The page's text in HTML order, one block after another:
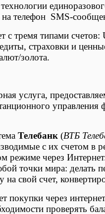
телефон SMS-
с тремя типами
страховки и
золота.
услуга,
Телебанк (ВТБ
с их счетом в
режиме через
точки мира: делать
свой счет,
покупки через
проверять